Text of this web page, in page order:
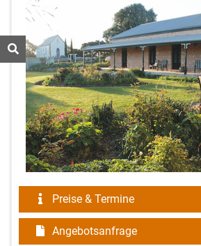
Preise & Termine
Angebotsanfrage